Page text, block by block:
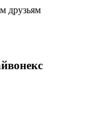
друзьям